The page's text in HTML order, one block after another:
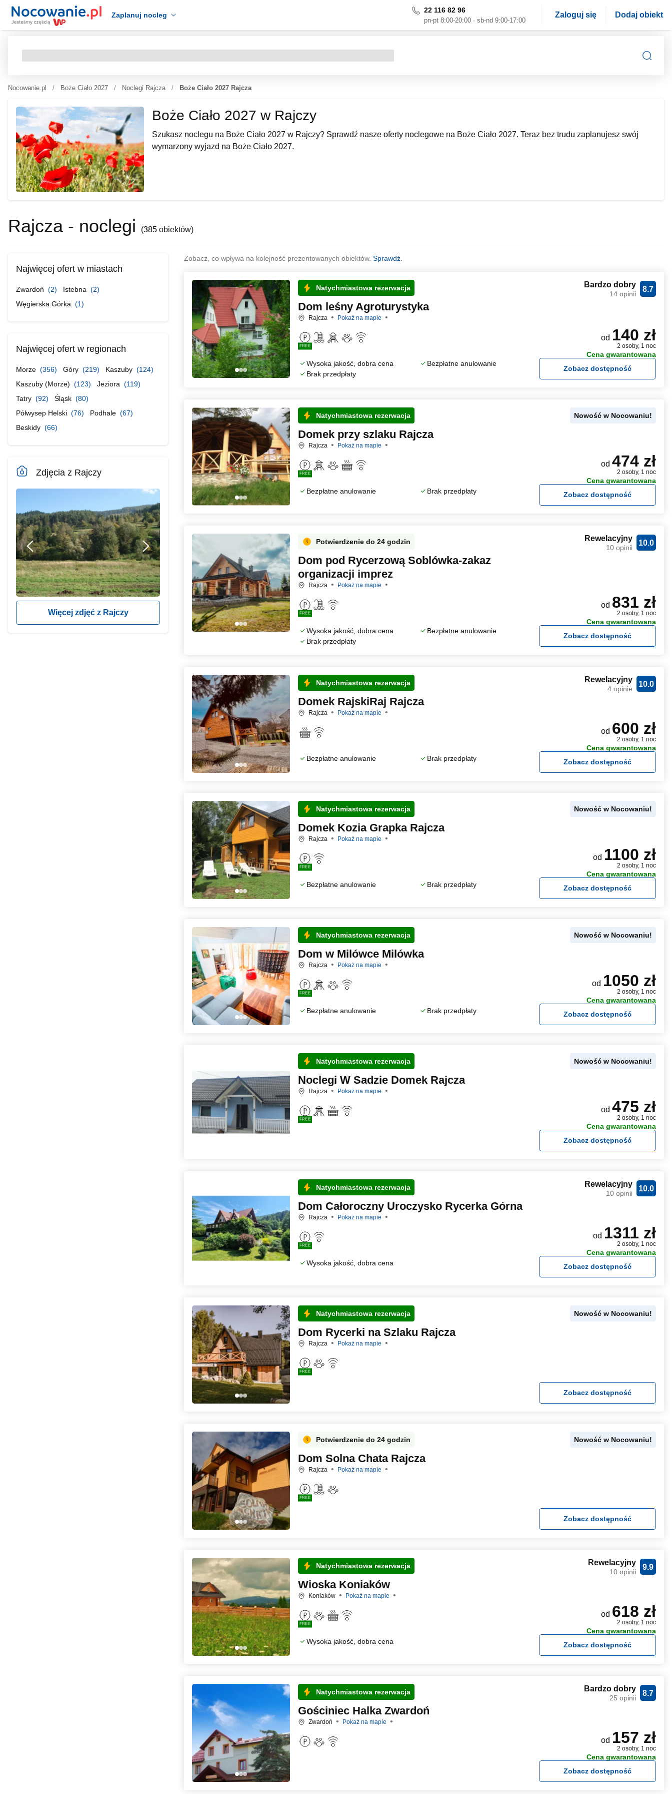
Zaplanuj nocleg
22 116 82 96
pn-pt 8:00-20:00 · sb-nd 9:00-17:00
Zaloguj się Dodaj obiekt
Nocowanie.pl Boże Ciało 2027 Noclegi Rajcza Boże Ciało 2027 Rajcza
Boże Ciało 2027 w Rajczy
Szukasz noclegu na Boże Ciało 2027 w Rajczy? Sprawdź nasze oferty noclegowe na Boże Ciało 2027. Teraz bez trudu zaplanujesz swój
wymarzony wyjazd na Boże Ciało 2027.
Rajcza - noclegi (385 obiektów)
Zobacz, co wpływa na kolejność prezentowanych obiektów. Sprawdź.
Natychmiastowa rezerwacja
Dom leśny Agroturystyka
Rajcza Pokaż na mapie
FREE
Wysoka jakość, dobra cena
Bezpłatne anulowanie
Brak przedpłaty
8.7
Bardzo dobry
14 opinii
od 140 zł
2 osoby, 1 noc
Cena gwarantowana
Zobacz dostępność
Natychmiastowa rezerwacja
Domek przy szlaku Rajcza
Rajcza Pokaż na mapie
FREE
Bezpłatne anulowanie Brak przedpłaty
Nowość w Nocowaniu!
od 474 zł
2 osoby, 1 noc
Cena gwarantowana
Zobacz dostępność
Potwierdzenie do 24 godzin
Dom pod Rycerzową Soblówka-zakaz
organizacji imprez
Rajcza Pokaż na mapie
FREE
Wysoka jakość, dobra cena
Bezpłatne anulowanie
Brak przedpłaty
10.0
Rewelacyjny
10 opinii
od 831 zł
2 osoby, 1 noc
Cena gwarantowana
Zobacz dostępność
Natychmiastowa rezerwacja
Domek RajskiRaj Rajcza
Rajcza Pokaż na mapie
Bezpłatne anulowanie Brak przedpłaty
10.0
Rewelacyjny
4 opinie
od 600 zł
2 osoby, 1 noc
Cena gwarantowana
Zobacz dostępność
Natychmiastowa rezerwacja
Domek Kozia Grapka Rajcza
Rajcza Pokaż na mapie
FREE
Bezpłatne anulowanie Brak przedpłaty
Nowość w Nocowaniu!
od 1100 zł
2 osoby, 1 noc
Cena gwarantowana
Zobacz dostępność
Natychmiastowa rezerwacja
Dom w Milówce Milówka
Rajcza Pokaż na mapie
FREE
Bezpłatne anulowanie Brak przedpłaty
Nowość w Nocowaniu!
od 1050 zł
2 osoby, 1 noc
Cena gwarantowana
Zobacz dostępność
Natychmiastowa rezerwacja
Noclegi W Sadzie Domek Rajcza
Rajcza Pokaż na mapie
FREE
Nowość w Nocowaniu!
od 475 zł
2 osoby, 1 noc
Cena gwarantowana
Zobacz dostępność
Natychmiastowa rezerwacja
Dom Całoroczny Uroczysko Rycerka Górna
Rajcza Pokaż na mapie
FREE
Wysoka jakość, dobra cena
10.0
Rewelacyjny
10 opinii
od 1311 zł
2 osoby, 1 noc
Cena gwarantowana
Zobacz dostępność
Natychmiastowa rezerwacja
Dom Rycerki na Szlaku Rajcza
Rajcza Pokaż na mapie
FREE
Nowość w Nocowaniu!
Zobacz dostępność
Potwierdzenie do 24 godzin
Dom Solna Chata Rajcza
Rajcza Pokaż na mapie
FREE
Nowość w Nocowaniu!
Zobacz dostępność
Natychmiastowa rezerwacja
Wioska Koniaków
Koniaków Pokaż na mapie
FREE
Wysoka jakość, dobra cena
9.9
Rewelacyjny
10 opinii
od 618 zł
2 osoby, 1 noc
Cena gwarantowana
Zobacz dostępność
Natychmiastowa rezerwacja
Gościniec Halka Zwardoń
Zwardoń Pokaż na mapie
8.7
Bardzo dobry
25 opinii
od 157 zł
2 osoby, 1 noc
Cena gwarantowana
Zobacz dostępność
Najwięcej ofert w miastach
Zwardoń (2) Istebna (2)
Węgierska Górka (1)
Najwięcej ofert w regionach
Morze (356) Góry (219) Kaszuby (124)
Kaszuby (Morze) (123) Jeziora (119)
Tatry (92) Śląsk (80)
Półwysep Helski (76) Podhale (67)
Beskidy (66)
Zdjęcia z Rajczy
Więcej zdjęć z Rajczy